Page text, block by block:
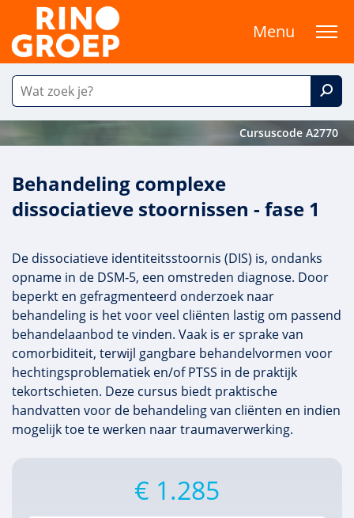
Menu
Cursuscode A2770
Behandeling complexe
dissociatieve stoornissen - fase 1
De dissociatieve identiteitsstoornis (DIS) is, ondanks
opname in de DSM‑5, een omstreden diagnose. Door
beperkt en gefragmenteerd onderzoek naar
behandeling is het voor veel cliënten lastig om passend
behandelaanbod te vinden. Vaak is er sprake van
comorbiditeit, terwijl gangbare behandelvormen voor
hechtingsproblematiek en/of PTSS in de praktijk
tekortschieten. Deze cursus biedt praktische
handvatten voor de behandeling van cliënten en indien
mogelijk toe te werken naar traumaverwerking.
€ 1.285